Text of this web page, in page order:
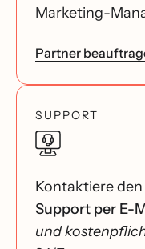
Marketing-
Partner
SUPPORT
Kontaktiere
Support per E-
und